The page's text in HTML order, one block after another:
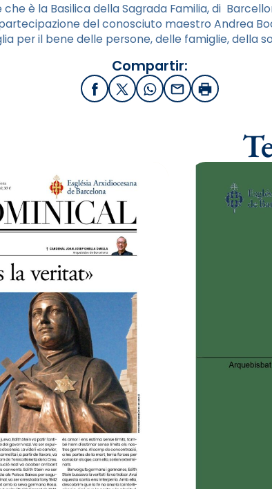
che è la Basilica della Sagrada Familia, di
del conosciuto maestro Andrea
per il bene delle persone, delle famiglie, della
Compartir:
FacebookX / Twitter
WhatsApp
EmailImprimir